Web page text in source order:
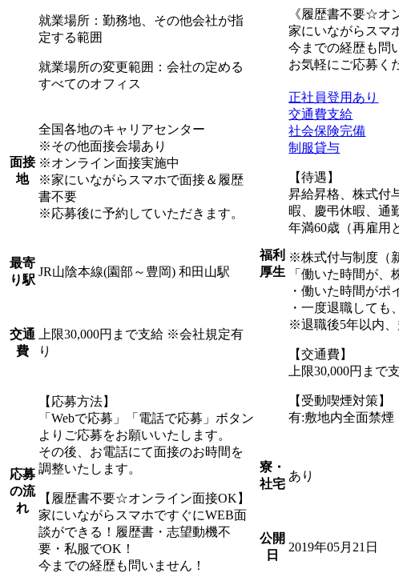
就業場所：勤務地、その他会社が指
定する範囲
就業場所の変更範囲：会社の定める
すべてのオフィス
面接
地
全国各地のキャリアセンター
※その他面接会場あり
※オンライン面接実施中
※家にいながらスマホで面接＆履歴
書不要
※応募後に予約していただきます。
最寄
り駅
JR山陰本線(園部～豊岡) 和田山駅
交通
費
上限30,000円まで支給 ※会社規定有
り
応募
の流
れ
【応募方法】
「Webで応募」「電話で応募」ボタン
よりご応募をお願いいたします。
その後、お電話にて面接のお時間を
調整いたします。
【履歴書不要☆オンライン面接OK】
家にいながらスマホですぐにWEB面
談ができる！履歴書・志望動機不
要・私服でOK！
今までの経歴も問いません！
《履歴書不要☆オ
家にいながらスマ
今までの経歴も問
お気軽にご応募く
福利
厚生
正社員登用あり
交通費支給
社会保険完備
制服貸与
【待遇】
昇給昇格、株式付
暇、慶弔休暇、通
年満60歳（再雇用
※株式付与制度（
「働いた時間が、
・働いた時間が
・一度退職して
※退職後5年以内、
【交通費】
上限30,000円まで
【受動喫煙対策】
有:敷地内全面禁煙
寮・
社宅
あり
公開
日
2019年05月21日